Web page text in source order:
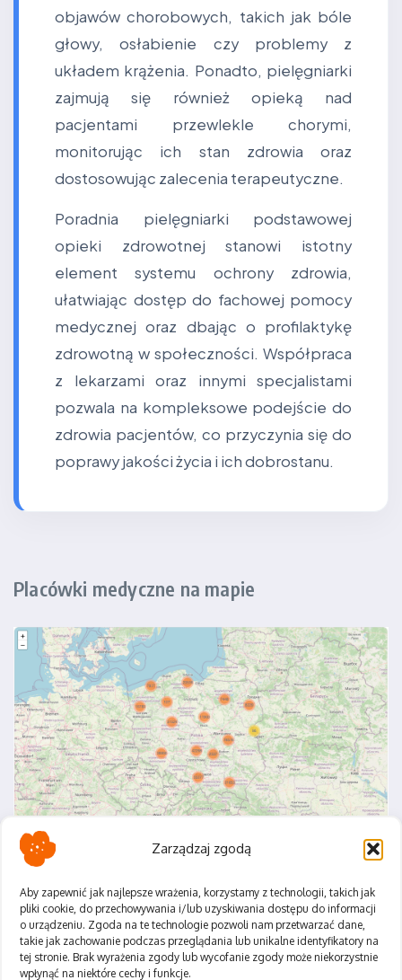
Zarządzaj zgodą
Aby zapewnić jak najlepsze wrażenia, korzystamy z technologii, takich jak
pliki cookie, do przechowywania i/lub uzyskiwania dostępu do informacji
o urządzeniu. Zgoda na te technologie pozwoli nam przetwarzać dane,
takie jak zachowanie podczas przeglądania lub unikalne identyfikatory na
tej stronie. Brak wyrażenia zgody lub wycofanie zgody może niekorzystnie
wpłynąć na niektóre cechy i funkcje.
objawów chorobowych, takich jak bóle
głowy, osłabienie czy problemy z
układem krążenia. Ponadto, pielęgniarki
zajmują się również opieką nad
pacjentami przewlekle chorymi,
monitorując ich stan zdrowia oraz
dostosowując zalecenia terapeutyczne.
Poradnia pielęgniarki podstawowej
opieki zdrowotnej stanowi istotny
element systemu ochrony zdrowia,
ułatwiając dostęp do fachowej pomocy
medycznej oraz dbając o profilaktykę
zdrowotną w społeczności. Współpraca
z lekarzami oraz innymi specjalistami
pozwala na kompleksowe podejście do
zdrowia pacjentów, co przyczynia się do
poprawy jakości życia i ich dobrostanu.
Placówki medyczne na mapie
Polityka Prywatności
Regulamin